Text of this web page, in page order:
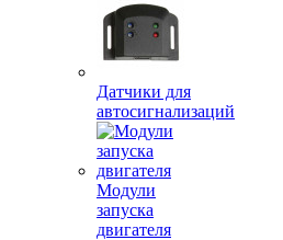
Датчики для
автосигнализаций
Модули
запуска
двигателя